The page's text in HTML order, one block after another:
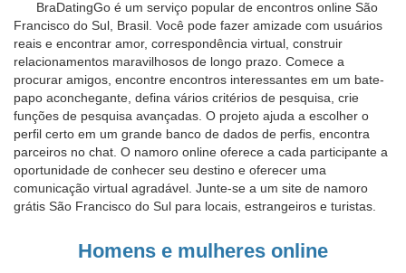
BraDatingGo é um serviço popular de encontros online São
Francisco do Sul, Brasil. Você pode fazer amizade com usuários
reais e encontrar amor, correspondência virtual, construir
relacionamentos maravilhosos de longo prazo. Comece a
procurar amigos, encontre encontros interessantes em um bate-
papo aconchegante, defina vários critérios de pesquisa, crie
funções de pesquisa avançadas. O projeto ajuda a escolher o
perfil certo em um grande banco de dados de perfis, encontra
parceiros no chat. O namoro online oferece a cada participante a
oportunidade de conhecer seu destino e oferecer uma
comunicação virtual agradável. Junte-se a um site de namoro
grátis São Francisco do Sul para locais, estrangeiros e turistas.
Homens e mulheres online